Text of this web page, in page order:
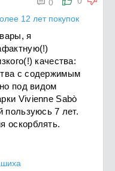
0
12 лет покупок
я
качества:
с содержимым
под видом
Vivienne Sabò
пользуюсь 7 лет.
оскорблять.